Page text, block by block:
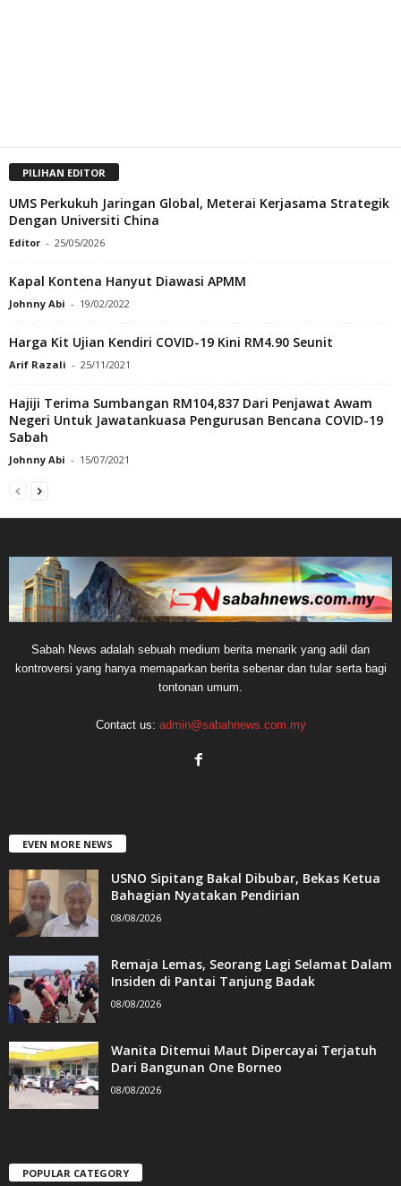
PILIHAN EDITOR
UMS Perkukuh Jaringan Global, Meterai Kerjasama Strategik
Dengan Universiti China
Editor - 25/05/2026
Kapal Kontena Hanyut Diawasi APMM
Johnny Abi - 19/02/2022
Harga Kit Ujian Kendiri COVID-19 Kini RM4.90 Seunit
Arif Razali - 25/11/2021
Hajiji Terima Sumbangan RM104,837 Dari Penjawat Awam
Negeri Untuk Jawatankuasa Pengurusan Bencana COVID-19
Sabah
Johnny Abi - 15/07/2021
Sabah News adalah sebuah medium berita menarik yang adil dan
kontroversi yang hanya memaparkan berita sebenar dan tular serta bagi
tontonan umum.
Contact us: admin@sabahnews.com.my
EVEN MORE NEWS
USNO Sipitang Bakal Dibubar, Bekas Ketua
Bahagian Nyatakan Pendirian
08/08/2026
Remaja Lemas, Seorang Lagi Selamat Dalam
Insiden di Pantai Tanjung Badak
08/08/2026
Wanita Ditemui Maut Dipercayai Terjatuh
Dari Bangunan One Borneo
08/08/2026
POPULAR CATEGORY